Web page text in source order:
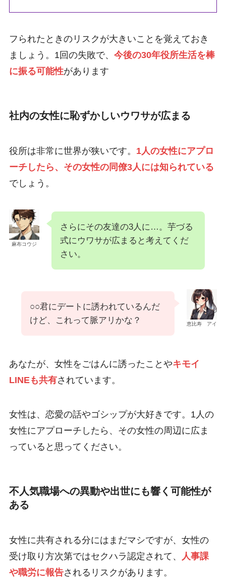
フられたときのリスクが大きいことを覚えておき
ましょう。1回の失敗で、 今後の30年役所生活を棒
に振る可能性があります
社内の女性に恥ずかしいウワサが広まる
役所は非常に世界が狭いです。 1人の女性にアプロ
ーチしたら、その女性の同僚3人には知られている
でしょう。
麻布コウジ
さらにその友達の3人に…。芋づる
式にウワサが広まると考えてくだ
さい。
恵比寿 アイ
○○君にデートに誘われているんだ
けど、これって脈アリかな？
あなたが、女性をごはんに誘ったことやキモイ
LINEも共有されています。
女性は、恋愛の話やゴシップが大好きです。1人の
女性にアプローチしたら、その女性の周辺に広ま
っていると思ってください。
不人気職場への異動や出世にも響く可能性が
ある
女性に共有される分にはまだマシですが、女性の
受け取り方次第ではセクハラ認定されて、
人事課
や職労に報告されるリスクがあります。